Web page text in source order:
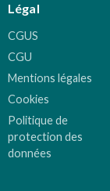
Légal
CGUS
CGU
Mentions légales
Cookies
Politique de
protection des
données